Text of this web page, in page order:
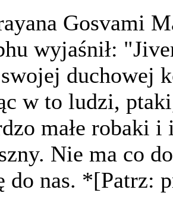
Gosvami
wyjaśnił:
duchowej
w to ludzi,
małe robaki
Nie ma co
do nas. *[Patrz: